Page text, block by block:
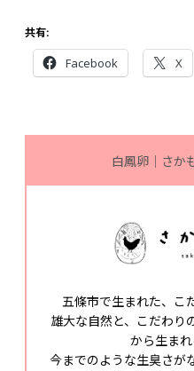
共有:
Facebook X
白鳳卵｜さか
五條市で生まれた、こ
雄大な自然と、こだわり
から生まれ
今までのような生臭さが